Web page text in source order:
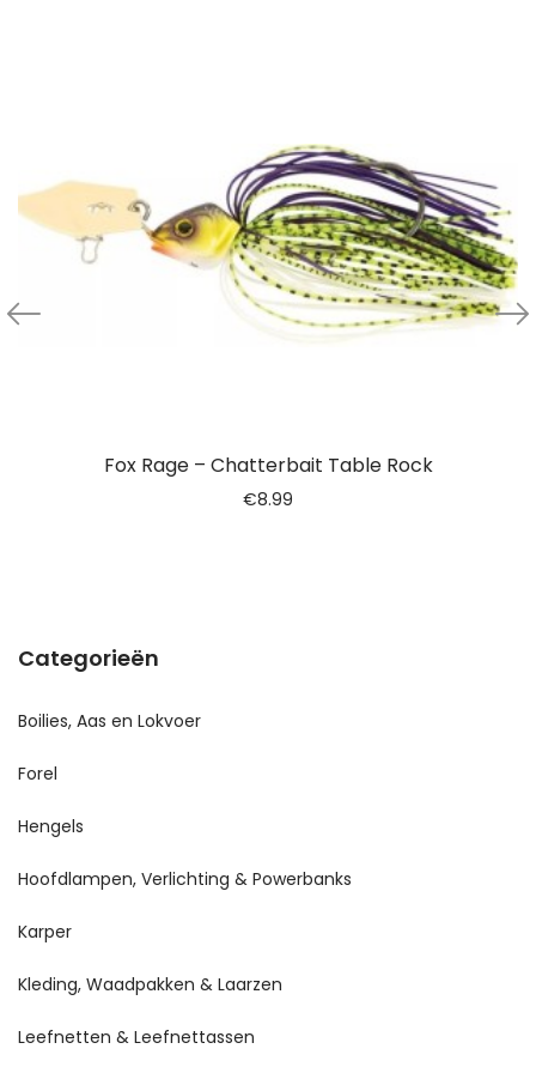
Fox Rage – Chatterbait Table Rock
€8.99
Categorieën
Boilies, Aas en Lokvoer
Forel
Hengels
Hoofdlampen, Verlichting & Powerbanks
Karper
Kleding, Waadpakken & Laarzen
Leefnetten & Leefnettassen